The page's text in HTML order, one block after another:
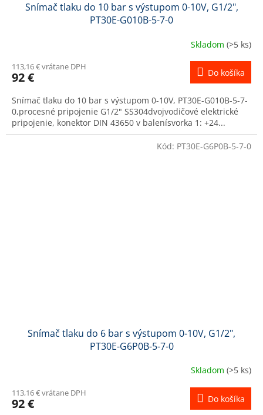
Snímač tlaku do 10 bar s výstupom 0-10V, G1/2",
PT30E-G010B-5-7-0
Skladom (>5 ks)
113,16 € vrátane DPH
92 € Do košíka
Snímač tlaku do 10 bar s výstupom 0-10V, PT30E-G010B-5-7-
0,procesné pripojenie G1/2" SS304dvojvodičové elektrické
pripojenie, konektor DIN 43650 v balenísvorka 1: +24...
Snímač tlaku do 6 bar s výstupom 0-10V, G1/2",
PT30E-G6P0B-5-7-0
Skladom (>5 ks)
113,16 € vrátane DPH
92 € Do košíka
Kód: PT30E-G6P0B-5-7-0